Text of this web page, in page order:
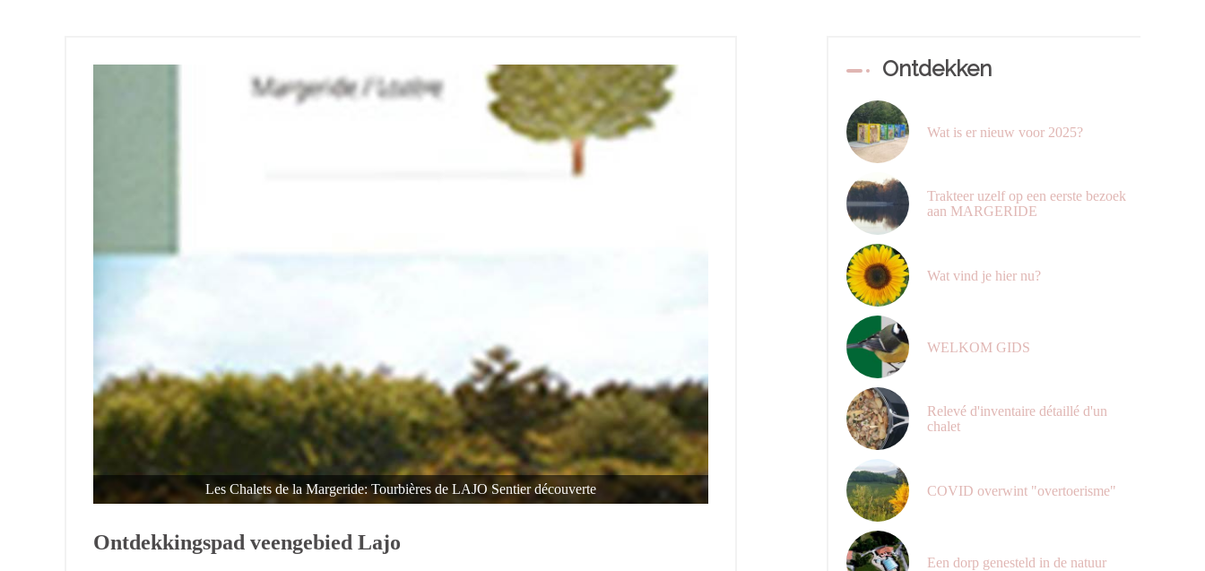
Les Chalets de la Margeride: Tourbières de LAJO Sentier découverte
Ontdekkingspad veengebied Lajo
Ontdekken
Wat is er nieuw voor 2025?
Trakteer uzelf op een eerste bezoek
aan MARGERIDE
Wat vind je hier nu?
WELKOM GIDS
Relevé d'inventaire détaillé d'un
chalet
COVID overwint "overtoerisme"
Een dorp genesteld in de natuur